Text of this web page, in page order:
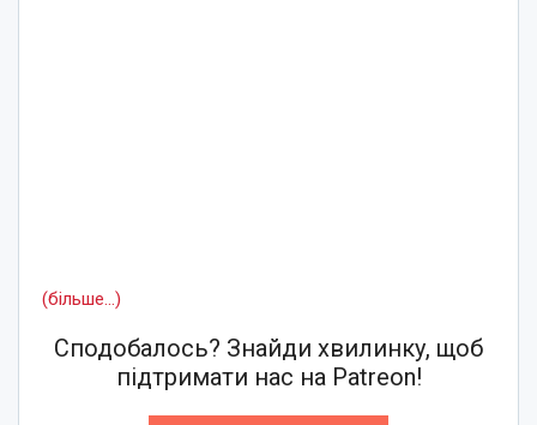
(більше…)
Сподобалось? Знайди хвилинку, щоб
підтримати нас на Patreon!